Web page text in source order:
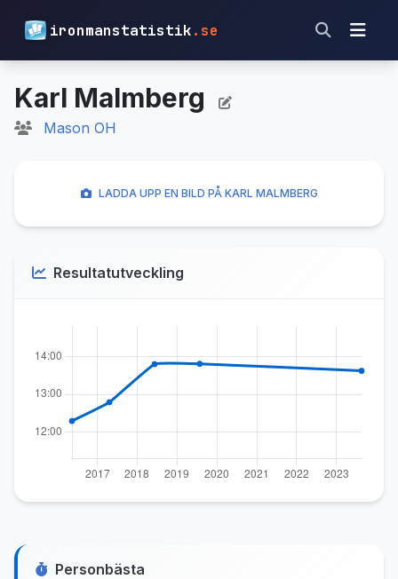
ironmanstatistik.se
Karl Malmberg
Mason OH
Personbästa
LADDA UPP EN BILD PÅ KARL MALMBERG
Resultatutveckling